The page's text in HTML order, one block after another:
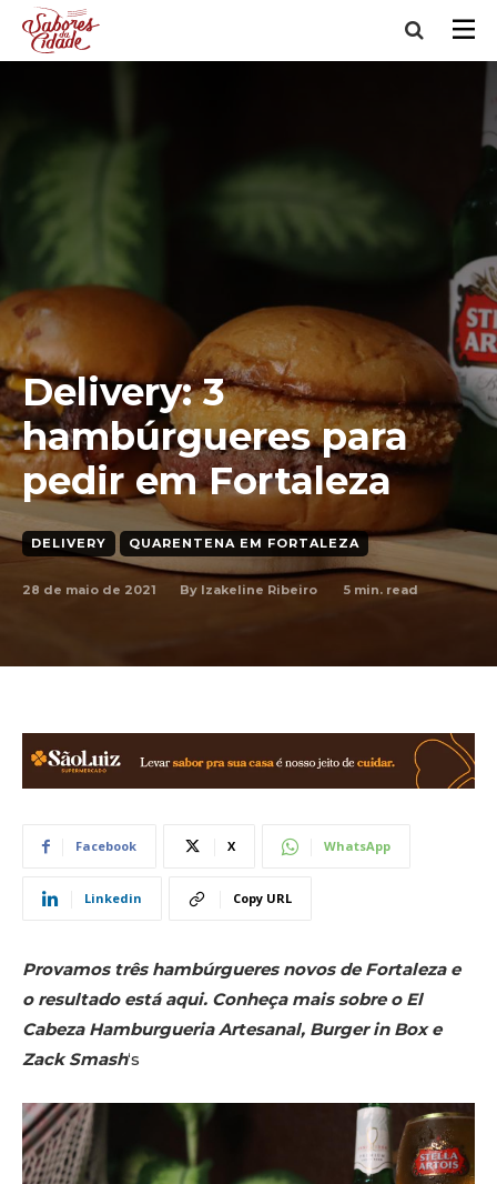
Delivery: 3
hambúrgueres para
pedir em Fortaleza
DELIVERY QUARENTENA EM FORTALEZA
28 de maio de 2021 By Izakeline Ribeiro 5 min. read
Facebook X WhatsApp
Linkedin Copy URL
Provamos três hambúrgueres novos de Fortaleza e
o resultado está aqui. Conheça mais sobre o El
Cabeza Hamburgueria Artesanal, Burger in Box e
Zack Smash‘s